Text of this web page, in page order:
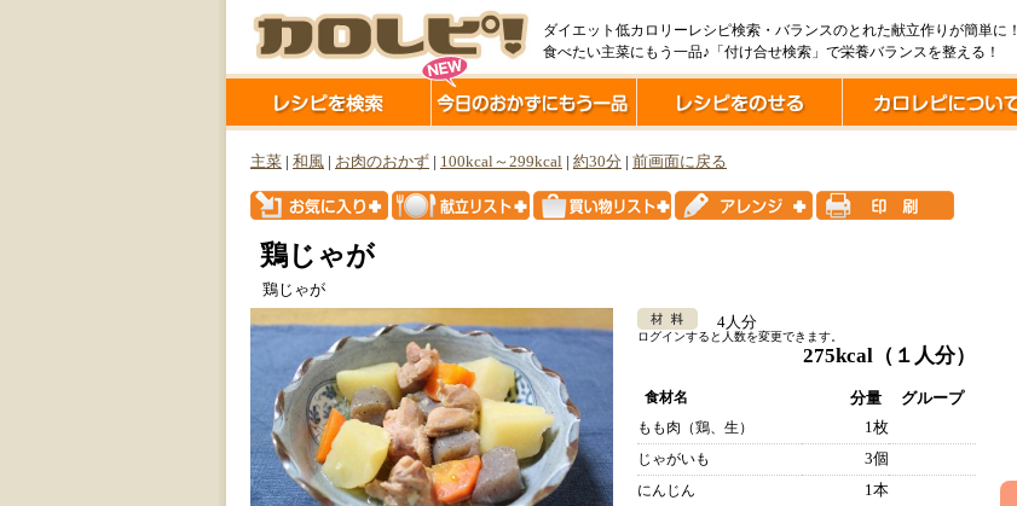
ダイエット低カロリーレシピ検索・バランスのとれた献立作りが簡単に！
食べたい主菜にもう一品♪「付け合せ検索」で栄養バランスを整える！
主菜 和風 お肉のおかず 100kcal～299kcal 約30分 前画面に戻る
鶏じゃが
鶏じゃが
4人分
ログインすると人数を変更できます。
275kcal （１人分）
食材名 分量 グループ
もも肉（鶏、生） 1枚
じゃがいも 3個
にんじん 1本